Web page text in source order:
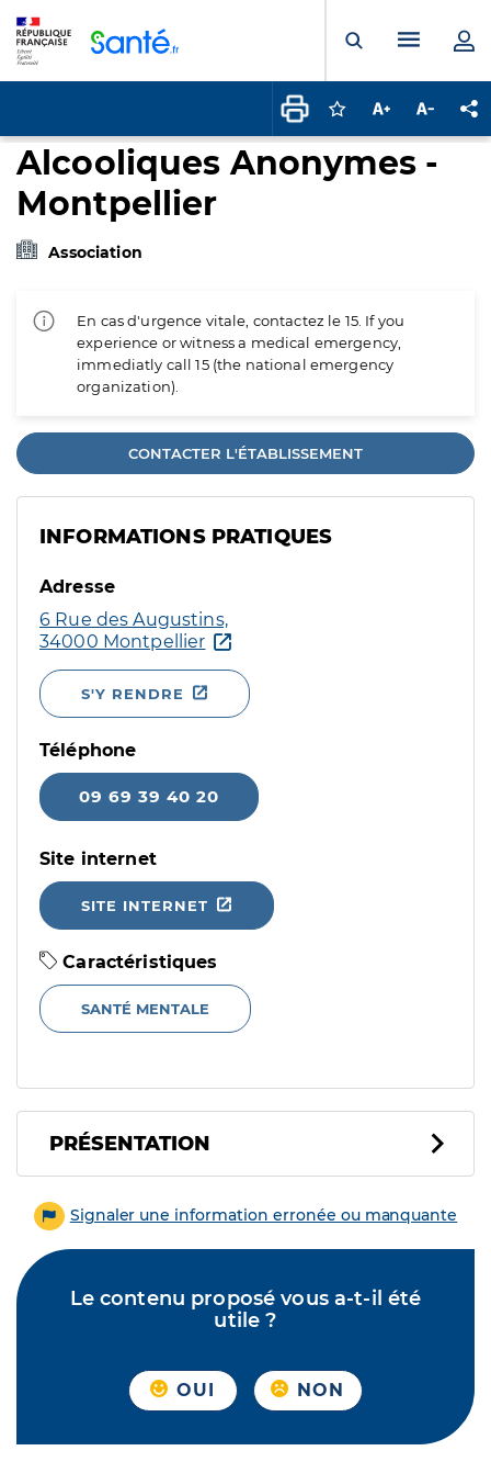
Ouvrir laMenu
Connectez-vous
Augmenter la
Alcooliques Anonymes -
Montpellier
Association
En cas d'urgence vitale, contactez le 15. If you
experience or witness a medical emergency,
immediatly call 15 (the national emergency
organization).
CONTACTER L'ÉTABLISSEMENT
INFORMATIONS PRATIQUES
Adresse
6 Rue des Augustins,
34000 Montpellier
S'Y RENDRE
Téléphone
09 69 39 40 20
Site internet
SITE INTERNET
Caractéristiques
SANTÉ MENTALE
PRÉSENTATION
Signaler une information erronée ou manquante
Le contenu proposé vous a-t-il été
utile ?
OUI NON